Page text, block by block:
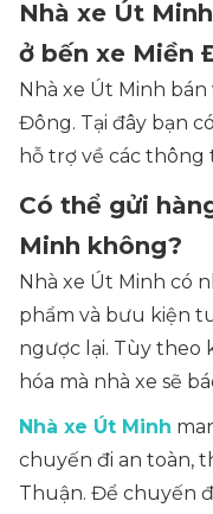
Nhà xe Út
ở bến xe Miền
Nhà xe Út Minh bán
Đông. Tại đây bạn
hỗ trợ về các thông
Có thể gửi
Minh không?
Nhà xe Út Minh có
phẩm và bưu kiện
ngược lại. Tùy theo
hóa mà nhà xe sẽ
Nhà xe Út Minh
chuyến đi an toàn,
Thuận. Để chuyến